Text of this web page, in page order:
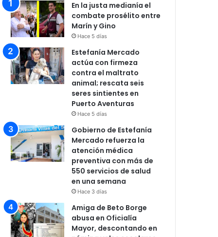
En la justa medianía el
combate prosélito entre
Marín y Gino
Hace 5 días
Estefanía Mercado
actúa con firmeza
contra el maltrato
animal; rescata seis
seres sintientes en
Puerto Aventuras
Hace 5 días
Gobierno de Estefanía
Mercado refuerza la
atención médica
preventiva con más de
550 servicios de salud
en una semana
Hace 3 días
Amiga de Beto Borge
abusa en Oficialía
Mayor, descontando en